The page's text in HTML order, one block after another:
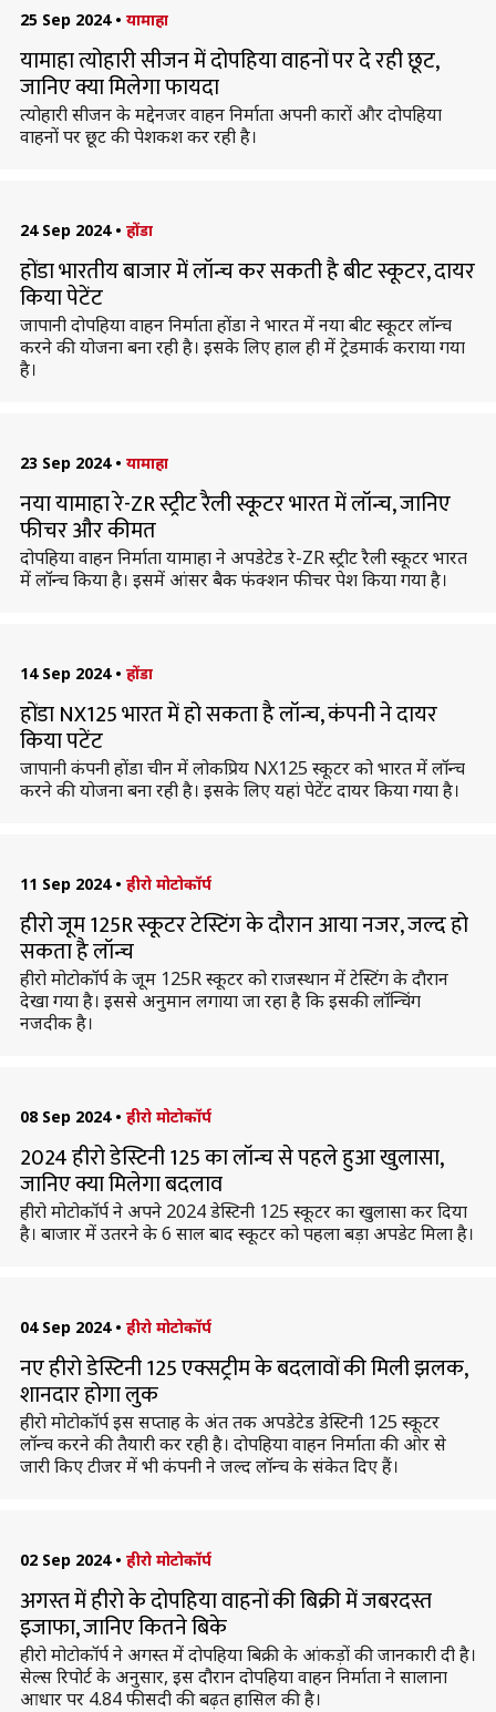
25 Sep 2024 • यामाहा
यामाहा त्योहारी सीजन में दोपहिया वाहनों पर दे रही छूट,
जानिए क्या मिलेगा फायदा
त्योहारी सीजन के मद्देनजर वाहन निर्माता अपनी कारों और दोपहिया
वाहनों पर छूट की पेशकश कर रही है।
24 Sep 2024 • होंडा
होंडा भारतीय बाजार में लॉन्च कर सकती है बीट स्कूटर, दायर
किया पेटेंट
जापानी दोपहिया वाहन निर्माता होंडा ने भारत में नया बीट स्कूटर लॉन्च
करने की योजना बना रही है। इसके लिए हाल ही में ट्रेडमार्क कराया गया
है।
23 Sep 2024 • यामाहा
नया यामाहा रे-ZR स्ट्रीट रैली स्कूटर भारत में लॉन्च, जानिए
फीचर और कीमत
दोपहिया वाहन निर्माता यामाहा ने अपडेटेड रे-ZR स्ट्रीट रैली स्कूटर भारत
में लॉन्च किया है। इसमें आंसर बैक फंक्शन फीचर पेश किया गया है।
14 Sep 2024 • होंडा
होंडा NX125 भारत में हो सकता है लॉन्च, कंपनी ने दायर
किया पटेंट
जापानी कंपनी होंडा चीन में लोकप्रिय NX125 स्कूटर को भारत में लॉन्च
करने की योजना बना रही है। इसके लिए यहां पेटेंट दायर किया गया है।
11 Sep 2024 • हीरो मोटोकॉर्प
हीरो जूम 125R स्कूटर टेस्टिंग के दौरान आया नजर, जल्द हो
सकता है लॉन्च
हीरो मोटोकॉर्प के जूम 125R स्कूटर को राजस्थान में टेस्टिंग के दाैरान
देखा गया है। इससे अनुमान लगाया जा रहा है कि इसकी लॉन्चिंग
नजदीक है।
08 Sep 2024 • हीरो मोटोकॉर्प
2024 हीरो डेस्टिनी 125 का लॉन्च से पहले हुआ खुलासा,
जानिए क्या मिलेगा बदलाव
हीरो मोटोकॉर्प ने अपने 2024 डेस्टिनी 125 स्कूटर का खुलासा कर दिया
है। बाजार में उतरने के 6 साल बाद स्कूटर को पहला बड़ा अपडेट मिला है।
04 Sep 2024 • हीरो मोटोकॉर्प
नए हीरो डेस्टिनी 125 एक्सट्रीम के बदलावों की मिली झलक,
शानदार होगा लुक
हीरो मोटोकॉर्प इस सप्ताह के अंत तक अपडेटेड डेस्टिनी 125 स्कूटर
लॉन्च करने की तैयारी कर रही है। दोपहिया वाहन निर्माता की ओर से
जारी किए टीजर में भी कंपनी ने जल्द लॉन्च के संकेत दिए हैं।
02 Sep 2024 • हीरो मोटोकॉर्प
अगस्त में हीरो के दोपहिया वाहनों की बिक्री में जबरदस्त
इजाफा, जानिए कितने बिके
हीरो मोटोकॉर्प ने अगस्त में दोपहिया बिक्री के आंकड़ों की जानकारी दी है।
सेल्स रिपोर्ट के अनुसार, इस दौरान दोपहिया वाहन निर्माता ने सालाना
आधार पर 4.84 फीसदी की बढ़त हासिल की है।